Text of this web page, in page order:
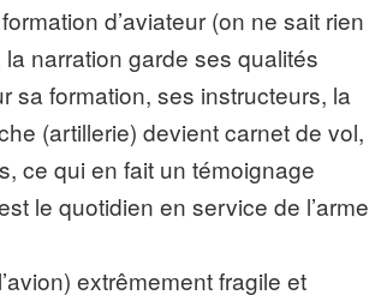
d’aviateur (on ne sait rien
narration garde ses qualités
sa formation, ses instructeurs, la
(artillerie) devient carnet de vol,
ce qui en fait un témoignage
le quotidien en service de l’arme
extrêmement fragile et